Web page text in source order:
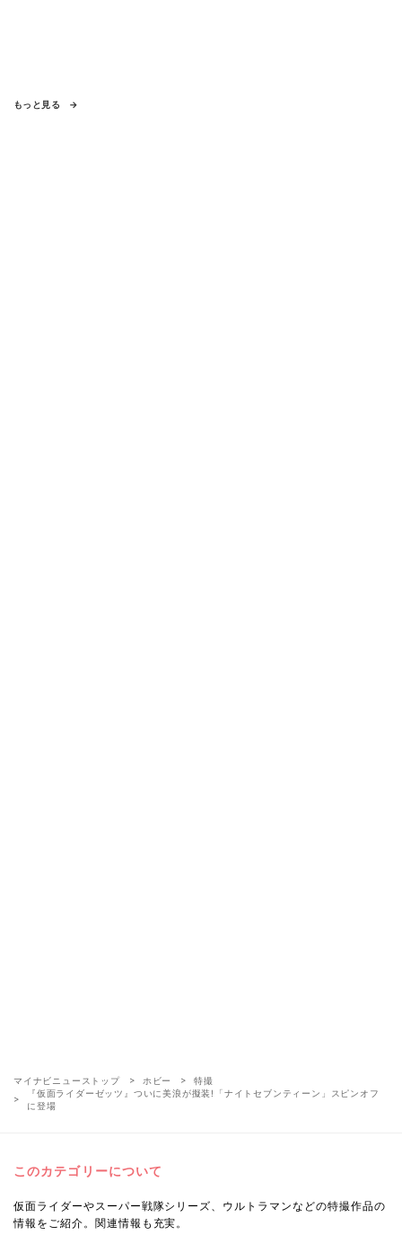
もっと見る
マイナビニューストップ ホビー
特撮
『仮面ライダーゼッツ』ついに美浪が擬装!「ナイトセブンティーン」スピンオフ
に登場
このカテゴリーについて
仮面ライダーやスーパー戦隊シリーズ、ウルトラマンなどの特撮作品の
情報をご紹介。関連情報も充実。